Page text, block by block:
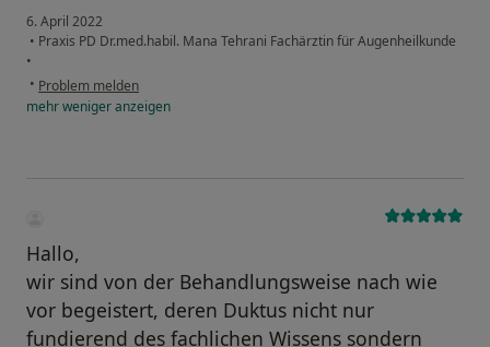
6. April 2022
• Praxis PD Dr.med.habil. Mana Tehrani Fachärztin für Augenheilkunde
•
• Problem melden
mehrwenigeranzeigen
Hallo,
wir sind von der Behandlungsweise nach wie
vor begeistert, deren Duktus nicht nur
fundierend des fachlichen Wissens sondern